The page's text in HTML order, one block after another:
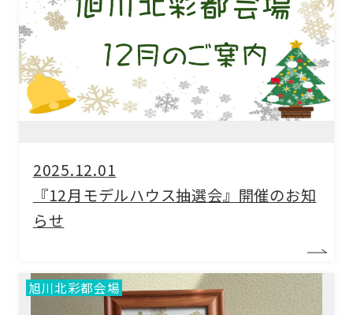
2025.12.01
『12月モデルハウス抽選会』開催のお知
らせ
旭川北彩都会場